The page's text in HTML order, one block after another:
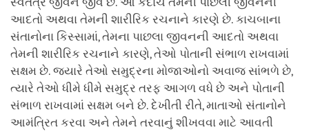
આદતો અથવા તેમની શારીરિક રચનાને કારણે છે. કાચબાના
સંતાનોના કિસ્સામાં, તેમના પાછલા જીવનની આદતો અથવા
તેમની શારીરિક રચનાને કારણે, તેઓ પોતાની સંભાળ રાખવામાં
સક્ષમ છે. જ્યારે તેઓ સમુદ્રના મોજાઓનો અવાજ સાંભળે છે,
ત્યારે તેઓ ધીમે ધીમે સમુદ્ર તરફ આગળ વધે છે અને પોતાની
સંભાળ રાખવામાં સક્ષમ બને છે. દેખીતી રીતે, માતાઓ સંતાનોને
આમંત્રિત કરવા અને તેમને તરવાનું શીખવવા માટે આવતી